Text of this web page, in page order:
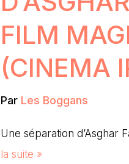
FILM
(CINEMA
Par Les Boggans
Une séparation d’Asghar
la suite »